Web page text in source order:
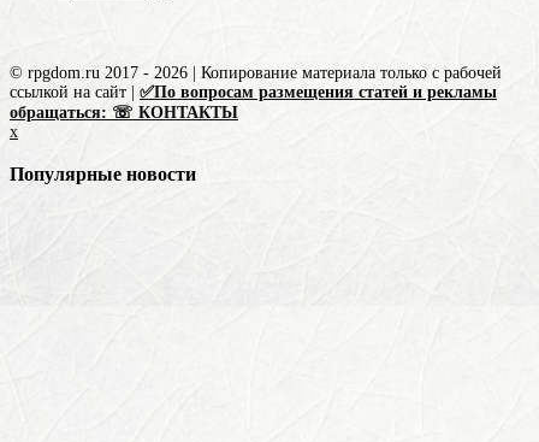
© rpgdom.ru 2017 - 2026 | Копирование материала только с рабочей
ссылкой на сайт | ✅По вопросам размещения статей и рекламы
обращаться: ☏ КОНТАКТЫ
x
Популярные новости